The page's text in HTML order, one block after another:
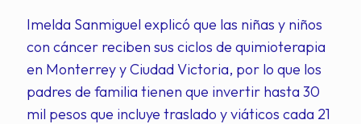
Imelda Sanmiguel explicó que las niñas y niños
con cáncer reciben sus ciclos de quimioterapia
en Monterrey y Ciudad Victoria, por lo que los
padres de familia tienen que invertir hasta 30
mil pesos que incluye traslado y viáticos cada 21